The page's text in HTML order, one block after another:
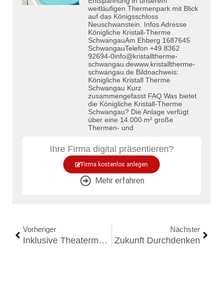
weitläufigen Thermenpark mit Blick
auf das Königsschloss
Neuschwanstein. Infos Adresse
Königliche Kristall-Therme
SchwangauAm Ehberg 1687645
SchwangauTelefon +49 8362
92694-0info@kristalltherme-
schwangau.dewww.kristalltherme-
schwangau.de Bildnachweis:
Königliche Kristall Therme
Schwangau Kurz
zusammengefasst FAQ Was bietet
die Königliche Kristall-Therme
Schwangau? Die Anlage verfügt
über eine 14.000 m² große
Thermen- und
Ihre Firma digital präsentieren?
Firma kostenlos anlegen
Mehr erfahren
Vorheriger
Inklusive Theatermanufaktur
Nächster
Zukunft Durchdenken